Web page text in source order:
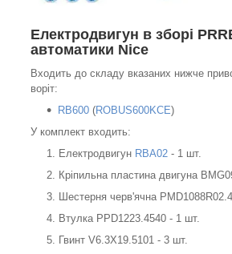
Електродвигун в зборі
автоматики Nice
Входить до складу вказаних нижче
воріт:
RB600 (ROBUS600KCE)
У комплект входить:
Електродвигун RBA02 - 1 шт.
Кріпильна пластина двигуна
Шестерня черв'ячна
Втулка PPD1223.4540 - 1 шт.
Гвинт V6.3X19.5101 - 3 шт.